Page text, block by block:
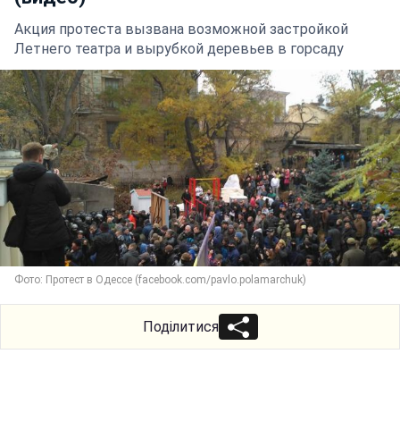
Акция протеста вызвана возможной застройкой
Летнего театра и вырубкой деревьев в горсаду
Фото: Протест в Одессе (facebook.com/pavlo.polamarchuk)
Поділитися